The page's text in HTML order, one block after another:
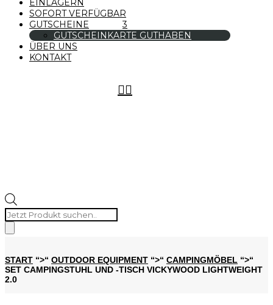
EINLAGERN
SOFORT VERFÜGBAR
GUTSCHEINE
GUTSCHEINKARTE GUTHABEN
ÜBER UNS
KONTAKT
Products
search

START “>“ OUTDOOR EQUIPMENT “>“ CAMPINGMÖBEL “>“
SET CAMPINGSTUHL UND -TISCH VICKYWOOD LIGHTWEIGHT
2.0